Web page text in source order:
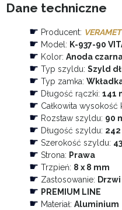
Dane techniczne
☛ Producent: VERAMET
☛ Model: K-937-90
☛ Kolor: Anoda
☛ Typ szyldu: Szyld
☛ Typ zamka:
☛ Długość rączki: 141
☛ Całkowita wysokość
☛ Rozstaw szyldu: 90
☛ Długość szyldu:
☛ Szerokość szyldu:
☛ Strona: Prawa
☛ Trzpień: 8 x 8 mm
☛ Zastosowanie:
☛ PREMIUM LINE
☛ Materiał: Aluminium